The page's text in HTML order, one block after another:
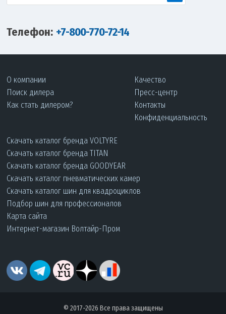
Телефон: +7-800-770-72-14
О компании
Поиск дилера
Как стать дилером?
Качество
Пресс-центр
Контакты
Конфиденциальность
Скачать каталог бренда VOLTYRE
Скачать каталог бренда TITAN
Скачать каталог бренда GOODYEAR
Скачать каталог пневматических камер
Скачать каталог шин для квадроциклов
Подбор шин для профессионалов
Карта сайта
Интернет-магазин Волтайр-Пром
© 2017-2026 Все права защищены